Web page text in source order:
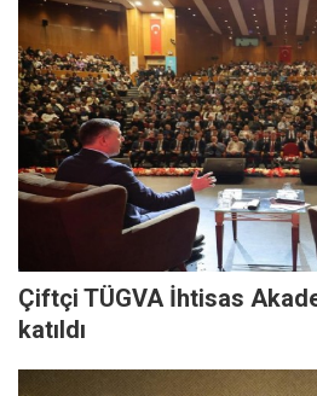
Çiftçi TÜGVA İhtisas
katıldı